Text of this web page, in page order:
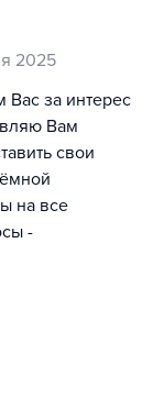
2025
за интерес
Вам
свои
на все
-